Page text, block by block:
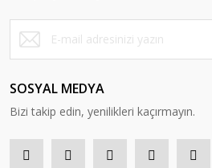
SOSYAL MEDYA
Bizi takip edin, yenilikleri kaçırmayın.